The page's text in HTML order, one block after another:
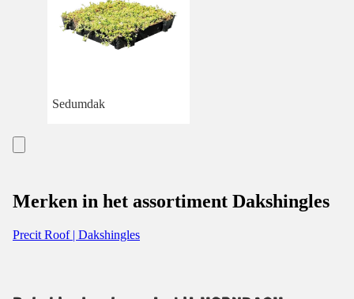
Sedumdak
Merken in het assortiment Dakshingles
Precit Roof | Dakshingles